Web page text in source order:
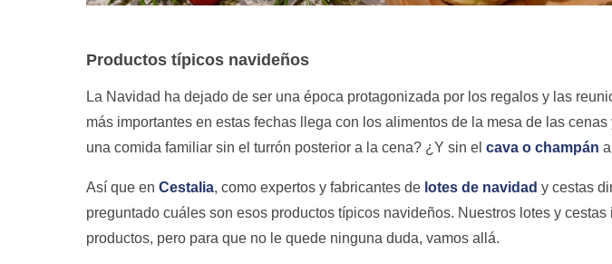
Productos típicos navideños
La Navidad ha dejado de ser una época protagonizada por los regalos y las
más importantes en estas fechas llega con los alimentos de la mesa de las
una comida familiar sin el turrón posterior a la cena? ¿Y sin el cava o champán
Así que en Cestalia, como expertos y fabricantes de lotes de navidad y cestas
preguntado cuáles son esos productos típicos navideños. Nuestros lotes y
productos, pero para que no le quede ninguna duda, vamos allá.